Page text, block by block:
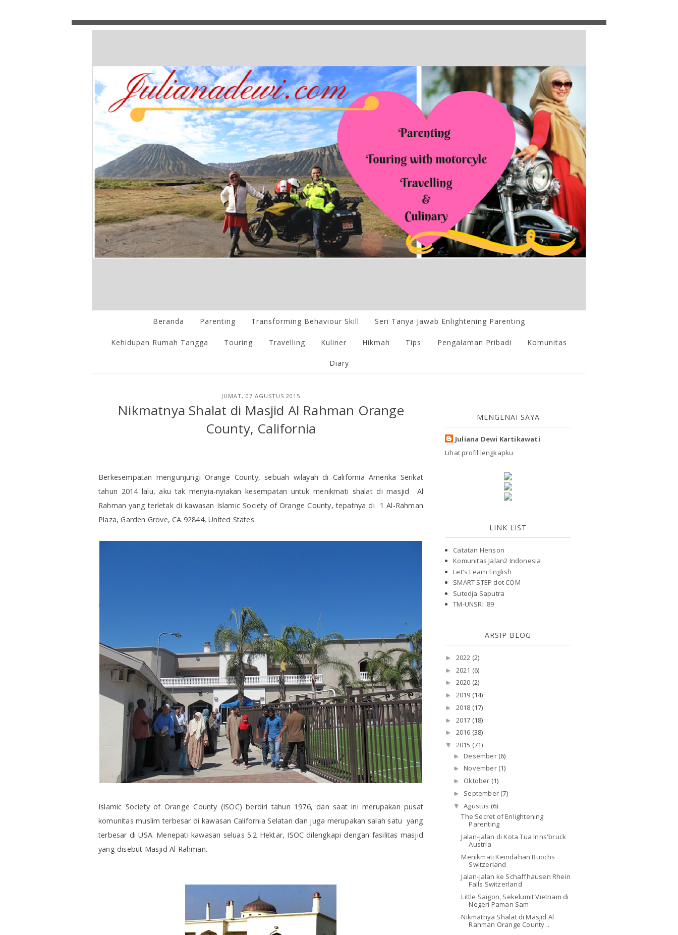
Beranda Parenting Transforming Behaviour Skill Seri Tanya Jawab Enlightening Parenting
Kehidupan Rumah Tangga Touring Travelling Kuliner Hikmah Tips Pengalaman Pribadi Komunitas
Diary
JUMAT, 07 AGUSTUS 2015
Nikmatnya Shalat di Masjid Al Rahman Orange
County, California
Berkesempatan mengunjungi Orange County, sebuah wilayah di California Amerika Serikat
tahun 2014 lalu, aku tak menyia-nyiakan kesempatan untuk menikmati shalat di masjid Al
Rahman yang terletak di kawasan Islamic Society of Orange County, tepatnya di 1 Al-Rahman
Plaza, Garden Grove, CA 92844, United States.
Islamic Society of Orange County (ISOC) berdiri tahun 1976, dan saat ini merupakan pusat
komunitas muslim terbesar di kawasan California Selatan dan juga merupakan salah satu yang
terbesar di USA. Menepati kawasan seluas 5.2 Hektar, ISOC dilengkapi dengan fasilitas masjid
yang disebut Masjid Al Rahman.
MENGENAI SAYA
Juliana Dewi Kartikawati
Lihat profil lengkapku
LINK LIST
Catatan Henson
Komunitas Jalan2 Indonesia
Let's Learn English
SMART STEP dot COM
Sutedja Saputra
TM-UNSRI '89
ARSIP BLOG
► 2022 (2)
► 2021 (6)
► 2020 (2)
► 2019 (14)
► 2018 (17)
► 2017 (18)
► 2016 (38)
▼ 2015 (71)
►Desember (6)
►November (1)
► Oktober (1)
► September (7)
▼Agustus (6)
The Secret of Enlightening
Parenting
Jalan-jalan di Kota Tua Inns'bruck
Austria
Menikmati Keindahan Buochs
Switzerland
Jalan-jalan ke Schaffhausen Rhein
Falls Switzerland
Little Saigon, Sekelumit Vietnam di
Negeri Paman Sam
Nikmatnya Shalat di Masjid Al
Rahman Orange County...